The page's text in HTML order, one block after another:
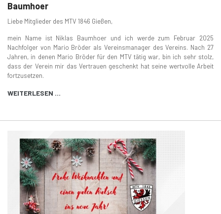
Baumhoer
Liebe Mitglieder des MTV 1846 Gießen,
mein Name ist Niklas Baumhoer und ich werde zum Februar 2025
Nachfolger von Mario Bröder als Vereinsmanager des Vereins. Nach 27
Jahren, in denen Mario Bröder für den MTV tätig war, bin ich sehr stolz,
dass der Verein mir das Vertrauen geschenkt hat seine wertvolle Arbeit
fortzusetzen.
WEITERLESEN …